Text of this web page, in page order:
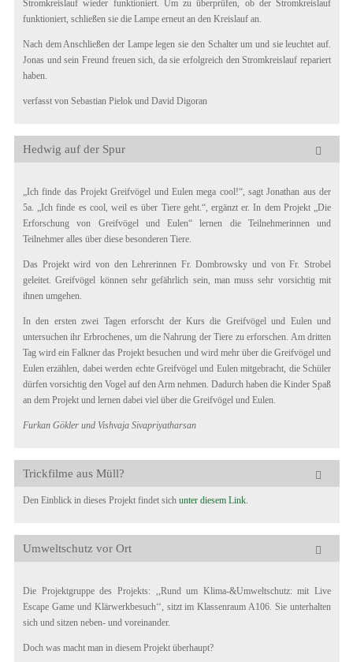
Stromkreislauf wieder funktioniert. Um zu überprüfen, ob der Stromkreislauf
funktioniert, schließen sie die Lampe erneut an den Kreislauf an.
Nach dem Anschließen der Lampe legen sie den Schalter um und sie leuchtet auf.
Jonas und sein Freund freuen sich, da sie erfolgreich den Stromkreislauf repariert
haben.
verfasst von Sebastian Pielok und David Digoran
Hedwig auf der Spur
„Ich finde das Projekt Greifvögel und Eulen mega cool!“, sagt Jonathan aus der
5a. „Ich finde es cool, weil es über Tiere geht.“, ergänzt er. In dem Projekt „Die
Erforschung von Greifvögel und Eulen“ lernen die Teilnehmerinnen und
Teilnehmer alles über diese besonderen Tiere.
Das Projekt wird von den Lehrerinnen Fr. Dombrowsky und von Fr. Strobel
geleitet. Greifvögel können sehr gefährlich sein, man muss sehr vorsichtig mit
ihnen umgehen.
In den ersten zwei Tagen erforscht der Kurs die Greifvögel und Eulen und
untersuchen ihr Erbrochenes, um die Nahrung der Tiere zu erforschen. Am dritten
Tag wird ein Falkner das Projekt besuchen und wird mehr über die Greifvögel und
Eulen erzählen, dabei werden echte Greifvögel und Eulen mitgebracht, die Schüler
dürfen vorsichtig den Vogel auf den Arm nehmen. Dadurch haben die Kinder Spaß
an dem Projekt und lernen dabei viel über die Greifvögel und Eulen.
Furkan Gökler und Vishvaja Sivapriyatharsan
Trickfilme aus Müll?
Den Einblick in dieses Projekt findet sich unter diesem Link.
Umweltschutz vor Ort
Die Projektgruppe des Projekts: ,,Rund um Klima-&Umweltschutz: mit Live
Escape Game und Klärwerkbesuch‘‘, sitzt im Klassenraum A106. Sie unterhalten
sich und sitzen neben- und voreinander.
Doch was macht man in diesem Projekt überhaupt?